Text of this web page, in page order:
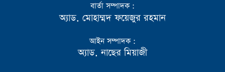
বার্তা সম্পাদক :
অ্যাড. মোহাম্মদ ফয়েজুর রহমান
আইন সম্পাদক :
অ্যাড. নাছের মিয়াজী